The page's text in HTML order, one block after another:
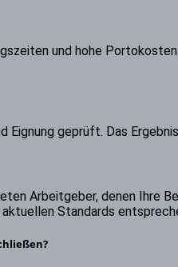
und hohe
Eignung geprüft. Das
Arbeitgeber, denen Ihre
Standards